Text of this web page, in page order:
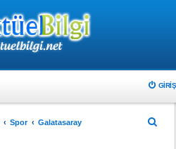
GIRIŞ
Spor Galatasaray